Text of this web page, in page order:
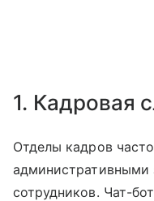
1. Кадровая
Отделы кадров
административными
сотрудников. Чат-